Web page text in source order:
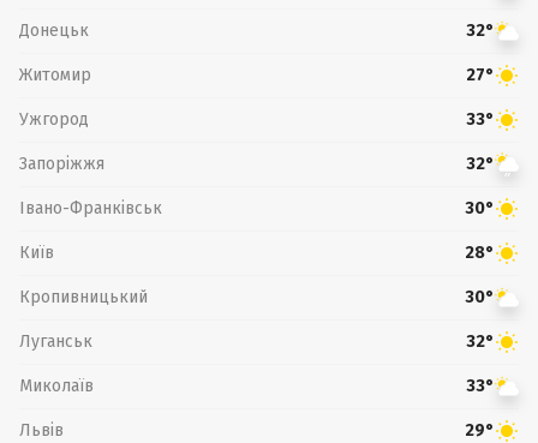
Донецьк 32°
Житомир 27°
Ужгород 33°
Запоріжжя 32°
Івано-Франківськ 30°
Київ 28°
Кропивницький 30°
Луганськ 32°
Миколаїв 33°
Львів 29°